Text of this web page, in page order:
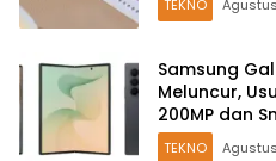
TEKNO
Samsung
Meluncur,
200MP dan
TEKNO